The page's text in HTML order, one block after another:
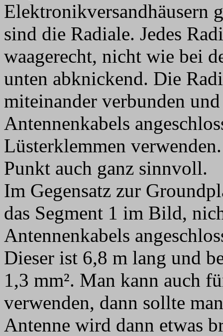
Elektronikversandhäusern
sind die Radiale. Jedes
waagerecht, nicht wie bei
unten abknickend. Die
miteinander verbunden
Antennenkabels
Lüsterklemmen
Punkt auch ganz sinnvoll.
Im Gegensatz zur
das Segment 1 im Bild,
Antennenkabels
Dieser ist 6,8 m lang und
1,3 mm². Man kann auch
verwenden, dann sollte
Antenne wird dann etwas